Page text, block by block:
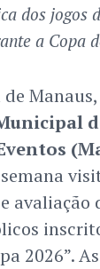
dos jogos
a Copa
avaliação
2026”.